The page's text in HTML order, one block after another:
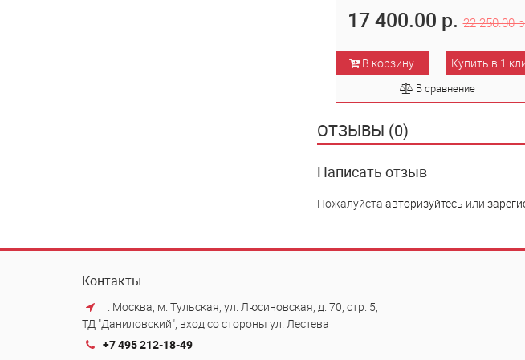
17 400.00 р. 22 250.00
В корзину Купить в 1
В сравнение
ОТЗЫВЫ (0)
Написать отзыв
Пожалуйста авторизуйтесь или
Контакты
г. Москва, м. Тульская, ул. Люсиновская, д. 70, стр. 5,
ТД "Даниловский", вход со стороны ул. Лестева
+7 495 212-18-49